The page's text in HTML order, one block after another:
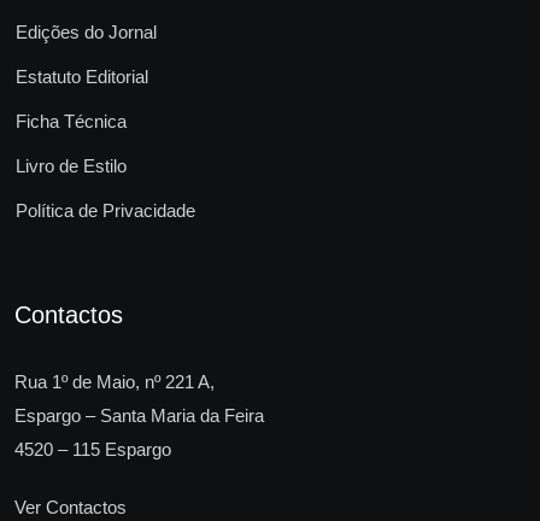
Edições do Jornal
Estatuto Editorial
Ficha Técnica
Livro de Estilo
Política de Privacidade
Contactos
Rua 1º de Maio, nº 221 A,
Espargo – Santa Maria da Feira
4520 – 115 Espargo
Ver Contactos